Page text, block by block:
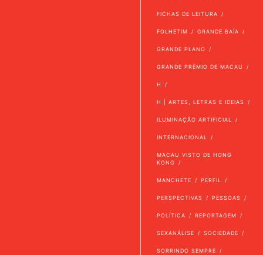
FICHAS DE LEITURA
FOLHETIM GRANDE BAÍA
GRANDE PLANO
GRANDE PRÉMIO DE MACAU
H
H | ARTES, LETRAS E IDEIAS
ILUMINAÇÃO ARTIFICIAL
INTERNACIONAL
MACAU VISTO DE HONG
KONG
MANCHETE PERFIL
PERSPECTIVAS PESSOAS
POLÍTICA REPORTAGEM
SEXANÁLISE SOCIEDADE
SORRINDO SEMPRE